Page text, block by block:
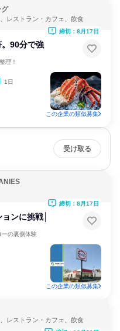
レストラン・カフェ、飲食
90分で強
理！
1日
締切：8月17日
この企業の類似募集
受け取る
ンに挑戦│
ーの裏側体験
締切：8月17日
この企業の類似募集
レストラン・カフェ、飲食